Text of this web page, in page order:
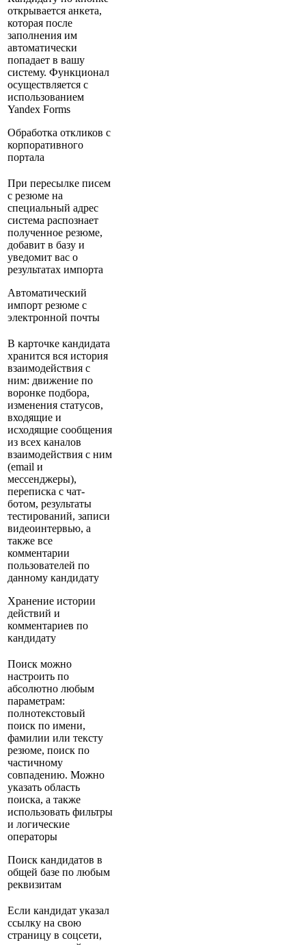
открывается анкета,
которая после
заполнения им
автоматически
попадает в вашу
систему. Функционал
осуществляется с
использованием
Yandex Forms
Обработка откликов с
корпоративного
портала
При пересылке писем
с резюме на
специальный адрес
система распознает
полученное резюме,
добавит в базу и
уведомит вас о
результатах импорта
Автоматический
импорт резюме с
электронной почты
В карточке кандидата
хранится вся история
взаимодействия с
ним: движение по
воронке подбора,
изменения статусов,
входящие и
исходящие сообщения
из всех каналов
взаимодействия с ним
(email и
мессенджеры),
переписка с чат-
ботом, результаты
тестирований, записи
видеоинтервью, а
также все
комментарии
пользователей по
данному кандидату
Хранение истории
действий и
комментариев по
кандидату
Поиск можно
настроить по
абсолютно любым
параметрам:
полнотекстовый
поиск по имени,
фамилии или тексту
резюме, поиск по
частичному
совпадению. Можно
указать область
поиска, а также
использовать фильтры
и логические
операторы
Поиск кандидатов в
общей базе по любым
реквизитам
Если кандидат указал
ссылку на свою
страницу в соцсети,